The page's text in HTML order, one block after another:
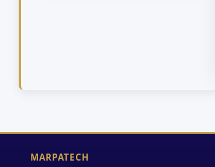
MARPATECH